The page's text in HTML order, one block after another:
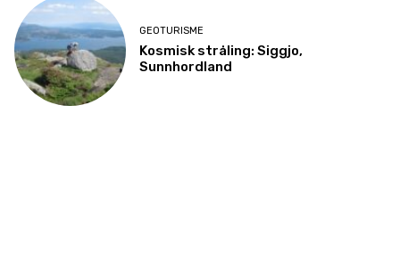
GEOTURISME
Kosmisk stråling: Siggjo,
Sunnhordland